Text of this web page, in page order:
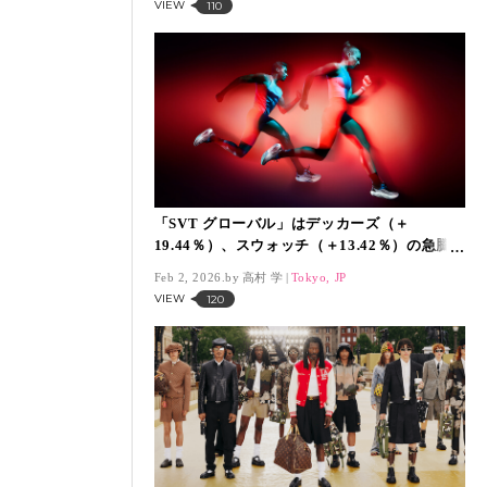
VIEW 110
「SVT グローバル」はデッカーズ（＋
19.44％）、スウォッチ（＋13.42％）の急騰2
Feb 2, 2026. 高村 学 Tokyo, JP
VIEW 120